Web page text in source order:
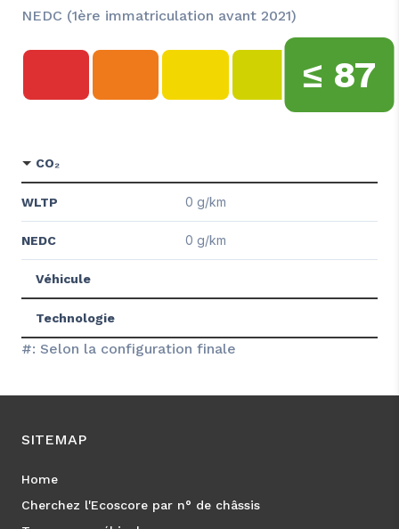
NEDC (1ère immatriculation avant 2021)
≤ 87
CO₂
WLTP 0 g/km
NEDC 0 g/km
Véhicule
Technologie
#: Selon la configuration finale
SITEMAP
Home
Cherchez l'Ecoscore par n° de châssis